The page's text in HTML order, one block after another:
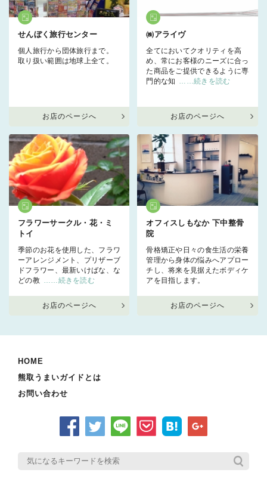
せんぼく旅行センター
個人旅行から団体旅行まで。
取り扱い範囲は地球上全て。
お店のページへ
㈱アライヴ
全てにおいてクオリティを高
め、常にお客様のニーズに合っ
た商品をご提供できるように専
門的な知
……続きを読む
お店のページへ
フラワーサークル・花・ミ
トイ
季節のお花を使用した、フラワ
ーアレンジメント、プリザーブ
ドフラワー、最新いけばな、な
どの教 ……続きを読む
お店のページへ
オフィスしもなか 下中整骨
院
骨格矯正や日々の食生活の栄養
管理から身体の悩みへアプロー
チし、将来を見据えたボディケ
アを目指します。
お店のページへ
HOME
熊取うまいガイドとは
お問い合わせ